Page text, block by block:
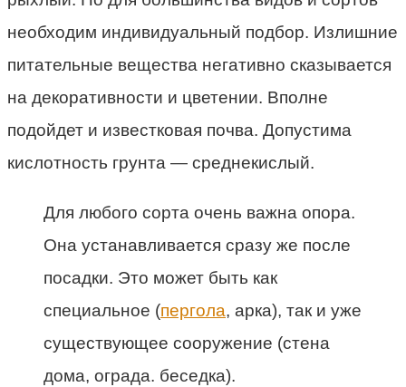
необходим индивидуальный подбор. Излишние
питательные вещества негативно сказывается
на декоративности и цветении. Вполне
подойдет и известковая почва. Допустима
кислотность грунта — среднекислый.
Для любого сорта очень важна опора.
Она устанавливается сразу же после
посадки. Это может быть как
специальное (пергола, арка), так и уже
существующее сооружение (стена
дома, ограда. беседка).